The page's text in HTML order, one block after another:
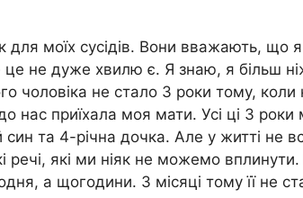
для моїх сусідів. Вони вважають, що
не дуже хвилю є. Я знаю, я більш
чоловіка не стало 3 роки тому,
нас приїхала моя мати. Усі ці 3
та 4-річна дочка. Але у житті не
речі, які ми ніяк не можемо
а щогодини. 3 місяці тому її не